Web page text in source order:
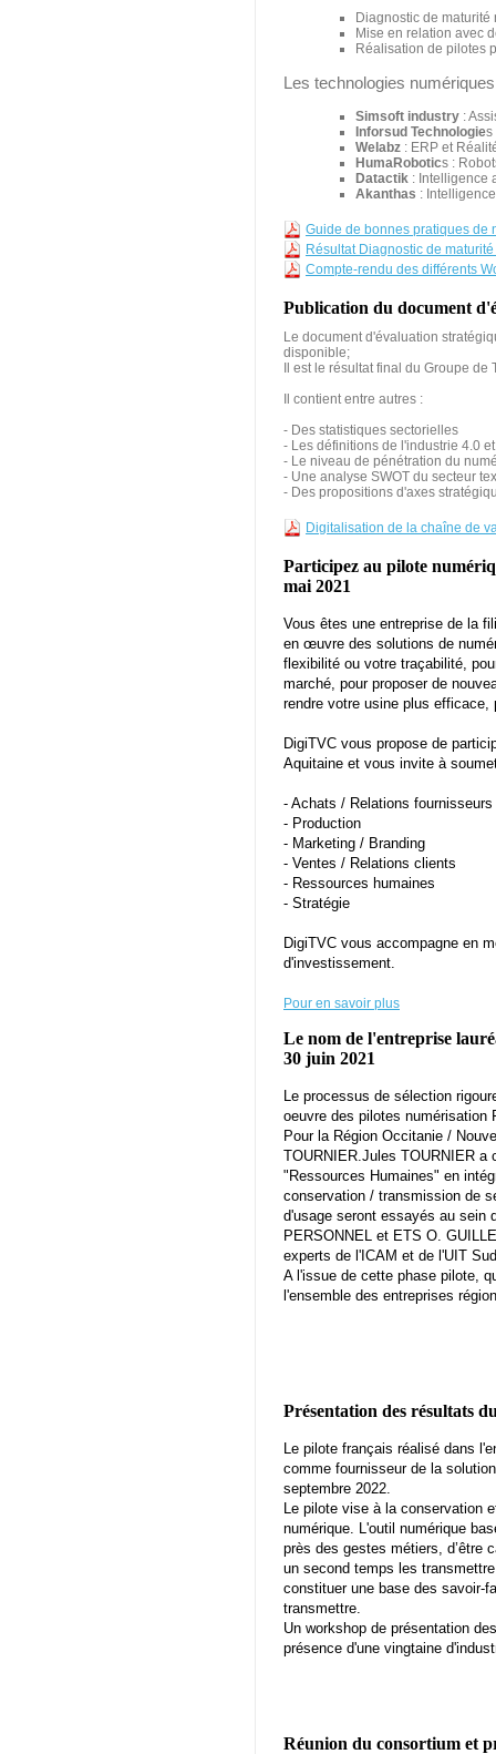
Diagnostic de
Mise en relation avec
Réalisation de pilotes
Les technologies
Simsoft industry :
Inforsud Technologies
Welabz : ERP et
HumaRobotics :
Datactik : Intelligence
Akanthas :
Guide de bonnes pratiques de
Résultat Diagnostic de
Compte-rendu des différents
Publication du document
Le document d'évaluation
disponible;
Il est le résultat final du Groupe de
Il contient entre autres :
- Des statistiques sectorielles
- Les définitions de l'industrie 4.0
- Le niveau de pénétration du
- Une analyse SWOT du secteur
- Des propositions d'axes
Digitalisation de la chaîne de
Participez au pilote
mai 2021
Vous êtes une entreprise de la
en œuvre des solutions de
flexibilité ou votre traçabilité,
marché, pour proposer de
rendre votre usine plus efficace,
DigiTVC vous propose de
Aquitaine et vous invite à
- Achats / Relations fournisseurs
- Production
- Marketing / Branding
- Ventes / Relations clients
- Ressources humaines
- Stratégie
DigiTVC vous accompagne en
d'investissement.
Pour en savoir plus
Le nom de l'entreprise
30 juin 2021
Le processus de sélection
oeuvre des pilotes
Pour la Région Occitanie /
TOURNIER.Jules TOURNIER a
"Ressources Humaines" en
conservation / transmission de
d'usage seront essayés au sein
PERSONNEL et ETS O.
experts de l'ICAM et de l'UIT
A l'issue de cette phase pilote,
l'ensemble des entreprises
Présentation des résultats
Le pilote français réalisé dans
comme fournisseur de la
septembre 2022.
Le pilote vise à la conservation
numérique. L'outil numérique
près des gestes métiers, d’être
un second temps les
constituer une base des savoir-
transmettre.
Un workshop de présentation
présence d'une vingtaine
Réunion du consortium et